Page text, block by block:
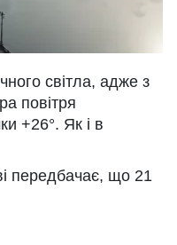
світла, адже з
повітря
+26°. Як і в
передбачає, що 21